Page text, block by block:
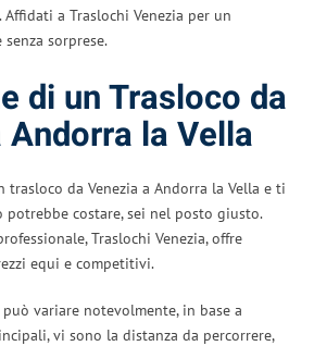
a Traslochi Venezia per un
sorprese.
di un Trasloco da
la Vella
trasloco da Venezia a Andorra la Vella e ti
costare, sei nel posto giusto.
Traslochi Venezia, offre
equi e competitivi.
variare notevolmente, in base a
vi sono la distanza da percorrere,